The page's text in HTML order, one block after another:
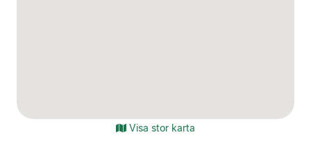
Visa stor karta